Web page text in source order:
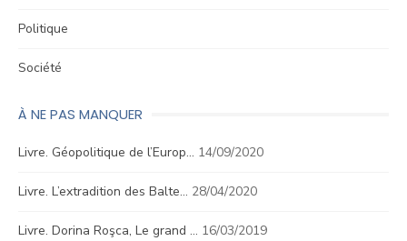
Politique
Société
À NE PAS MANQUER
Livre. Géopolitique de l’Europ… 14/09/2020
Livre. L’extradition des Balte… 28/04/2020
Livre. Dorina Roşca, Le grand … 16/03/2019